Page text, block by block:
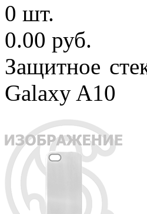
0 шт.
0.00 руб.
Защитное
Galaxy A10